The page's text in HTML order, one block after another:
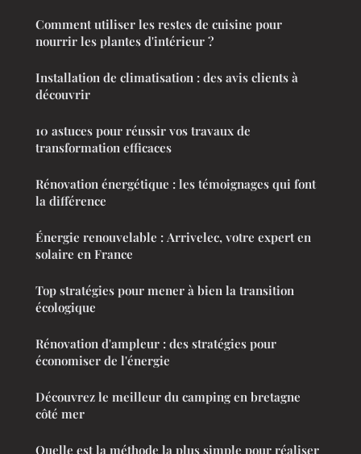
Comment utiliser les restes de cuisine pour
nourrir les plantes d'intérieur ?
Installation de climatisation : des avis clients à
découvrir
10 astuces pour réussir vos travaux de
transformation efficaces
Rénovation énergétique : les témoignages qui font
la différence
Énergie renouvelable : Arrivelec, votre expert en
solaire en France
Top stratégies pour mener à bien la transition
écologique
Rénovation d'ampleur : des stratégies pour
économiser de l'énergie
Découvrez le meilleur du camping en bretagne
côté mer
Quelle est la méthode la plus simple pour réaliser